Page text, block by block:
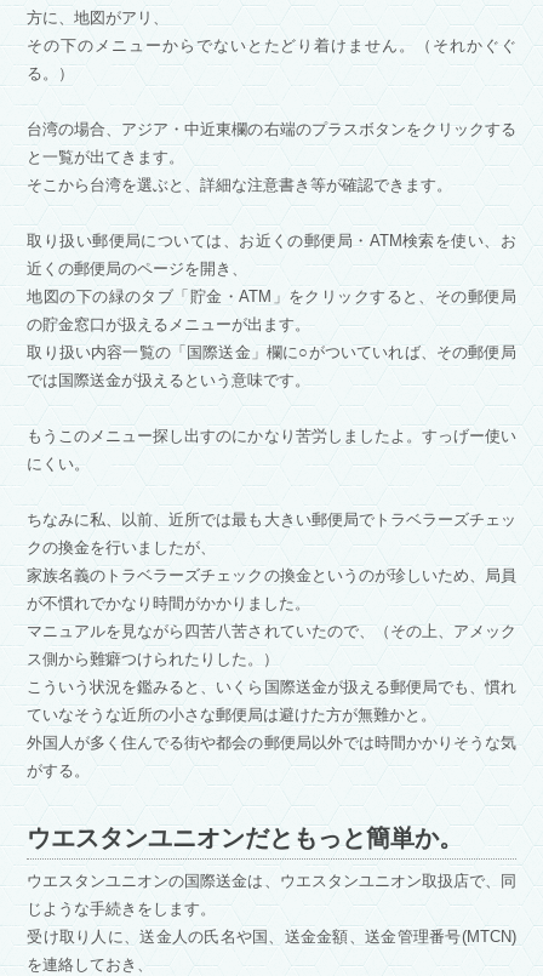
方に、地図がアリ、
その下のメニューからでないとたどり着けません。（それかぐぐ
る。）
台湾の場合、アジア・中近東欄の右端のプラスボタンをクリックする
と一覧が出てきます。
そこから台湾を選ぶと、詳細な注意書き等が確認できます。
取り扱い郵便局については、お近くの郵便局・ATM検索を使い、お
近くの郵便局のページを開き、
地図の下の緑のタブ「貯金・ATM」をクリックすると、その郵便局
の貯金窓口が扱えるメニューが出ます。
取り扱い内容一覧の「国際送金」欄に○がついていれば、その郵便局
では国際送金が扱えるという意味です。
もうこのメニュー探し出すのにかなり苦労しましたよ。すっげー使い
にくい。
ちなみに私、以前、近所では最も大きい郵便局でトラベラーズチェッ
クの換金を行いましたが、
家族名義のトラベラーズチェックの換金というのが珍しいため、局員
が不慣れでかなり時間がかかりました。
マニュアルを見ながら四苦八苦されていたので、（その上、アメック
ス側から難癖つけられたりした。）
こういう状況を鑑みると、いくら国際送金が扱える郵便局でも、慣れ
ていなそうな近所の小さな郵便局は避けた方が無難かと。
外国人が多く住んでる街や都会の郵便局以外では時間かかりそうな気
がする。
ウエスタンユニオンだともっと簡単か。
ウエスタンユニオンの国際送金は、ウエスタンユニオン取扱店で、同
じような手続きをします。
受け取り人に、送金人の氏名や国、送金金額、送金管理番号(MTCN)
を連絡しておき、